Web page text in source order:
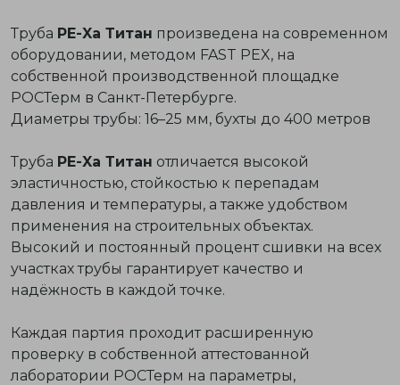
Труба PE-Xa Титан произведена на современном
оборудовании, методом FAST PEX, на
собственной производственной площадке
РОСТерм в Санкт-Петербурге.
Диаметры трубы: 16–25 мм, бухты до 400 метров
Труба PE-Xa Титан отличается высокой
эластичностью, стойкостью к перепадам
давления и температуры, а также удобством
применения на строительных объектах.
Высокий и постоянный процент сшивки на всех
участках трубы гарантирует качество и
надёжность в каждой точке.
Каждая партия проходит расширенную
проверку в собственной аттестованной
лаборатории РОСТерм на параметры,